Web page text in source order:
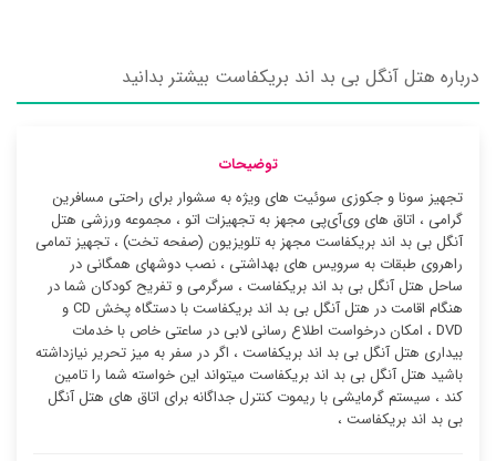
درباره هتل آنگل بی بد اند بریکفاست بیشتر بدانید
توضیحات
تجهیز سونا و جکوزی سوئیت ‌های ویژه به سشوار برای راحتی مسافرین
گرامی ، اتاق های وی‌آی‌پی مجهز به تجهیزات اتو ، مجموعه ورزشی هتل
آنگل بی بد اند بریکفاست مجهز به تلویزیون (صفحه تخت) ، تجهیز تمامی
راهروی طبقات به سرویس های بهداشتی ، نصب دوشهای همگانی در
ساحل هتل آنگل بی بد اند بریکفاست ، سرگرمی و تفریح کودکان شما در
هنگام اقامت در هتل آنگل بی بد اند بریکفاست با دستگاه پخش CD و
DVD ، امکان درخواست اطلاع رسانی لابی در ساعتی خاص با خدمات
بیداری هتل آنگل بی بد اند بریکفاست ، اگر در سفر به میز تحریر نیازداشته
باشید هتل آنگل بی بد اند بریکفاست میتواند این خواسته شما را تامین
کند ، سیستم گرمایشی با ریموت کنترل جداگانه برای اتاق های هتل آنگل
بی بد اند بریکفاست ،